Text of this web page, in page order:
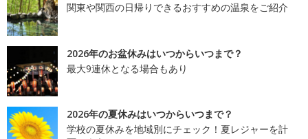
関東や関西の日帰りできるおすすめの温泉をご紹介
2026年のお盆休みはいつからいつまで？
最大9連休となる場合もあり
2026年の夏休みはいつからいつまで？
学校の夏休みを地域別にチェック！夏レジャーを計